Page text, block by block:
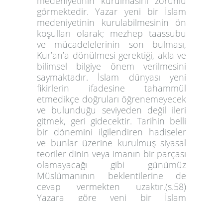
görmektedir. Yazar yeni bir İslam
medeniyetinin kurulabilmesinin ön
koşulları olarak; mezhep taassubu
ve mücadelelerinin son bulması,
Kur’an’a dönülmesi gerektiği, akla ve
bilimsel bilgiye önem verilmesini
saymaktadır. İslam dünyası yeni
fikirlerin ifadesine tahammül
etmedikçe doğruları öğrenemeyecek
ve bulunduğu seviyeden değil ileri
gitmek, geri gidecektir. Tarihin belli
bir dönemini ilgilendiren hadiseler
ve bunlar üzerine kurulmuş siyasal
teoriler dinin veya imanın bir parçası
olamayacağı gibi günümüz
Müslümanının beklentilerine de
cevap vermekten uzaktır.(s.58)
Yazara göre yeni bir İslam